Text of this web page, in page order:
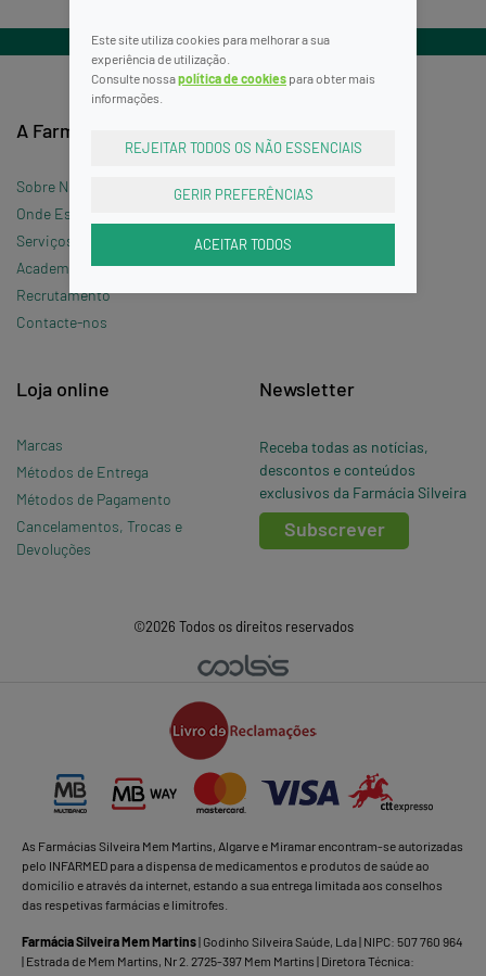
Este site utiliza cookies para melhorar a sua
experiência de utilização.
Consulte nossapolítica de cookies para obter mais
informações.
REJEITAR TODOS OS NÃO ESSENCIAIS
GERIR PREFERÊNCIAS
ACEITAR TODOS
A Farmácia
Sobre Nós
Onde Estamos »
Serviços
Academia Silveira
Recrutamento
Contacte-nos
Termos e Condições
Política de Cookies
Perguntas Frequentes
Loja online
Marcas
Métodos de Entrega
Métodos de Pagamento
Cancelamentos, Trocas e
Devoluções
Newsletter
Receba todas as notícias,
descontos e conteúdos
exclusivos da Farmácia Silveira
Subscrever
©2026 Todos os direitos reservados
As Farmácias Silveira Mem Martins, Algarve e Miramar encontram-se autorizadas
pelo INFARMED para a dispensa de medicamentos e produtos de saúde ao
domicílio e através da internet, estando a sua entrega limitada aos conselhos
das respetivas farmácias e limítrofes.
Farmácia Silveira Mem Martins| Godinho Silveira Saúde, Lda | NIPC: 507 760 964
| Estrada de Mem Martins, Nr 2. 2725-397 Mem Martins | Diretora Técnica: